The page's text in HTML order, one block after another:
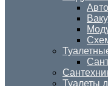
Туалеты